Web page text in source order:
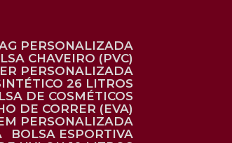
PERSONALIZADA
CHAVEIRO (PVC)
PERSONALIZADA
26 LITROS
DE COSMÉTICOS
DE CORRER (EVA)
PERSONALIZADA
BOLSA ESPORTIVA